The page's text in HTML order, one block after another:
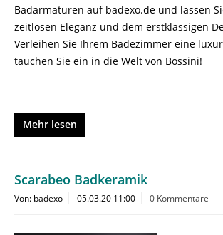
Badarmaturen auf badexo.de und lassen
zeitlosen Eleganz und dem erstklassigen
Verleihen Sie Ihrem Badezimmer eine
tauchen Sie ein in die Welt von Bossini!
Mehr lesen
Scarabeo Badkeramik
Von: badexo 05.03.20 11:00 0 Kommentare